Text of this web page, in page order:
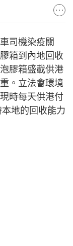
司機染疫關
箱到內地回收
膠箱盛載供港
。立法會環境
時每天供港付
地的回收能力